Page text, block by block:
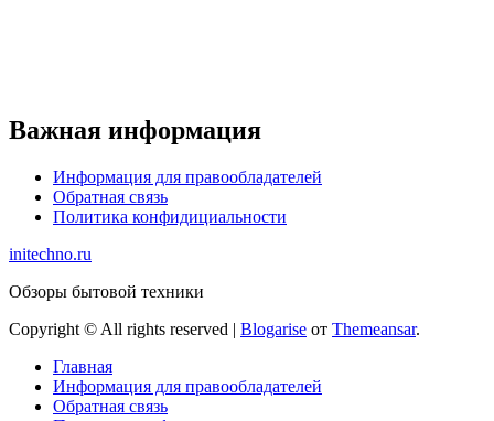
Важная информация
Информация для правообладателей
Обратная связь
Политика конфидициальности
initechno.ru
Обзоры бытовой техники
Copyright © All rights reserved | Blogarise от Themeansar.
Главная
Информация для правообладателей
Обратная связь